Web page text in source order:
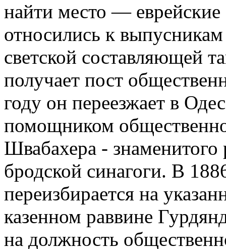
найти место —
относились к
светской составляющей
получает пост
году он переезжает в
помощником
Швабахера - знаменитого
бродской синагоги. В
переизбирается на
казенном раввине
на должность